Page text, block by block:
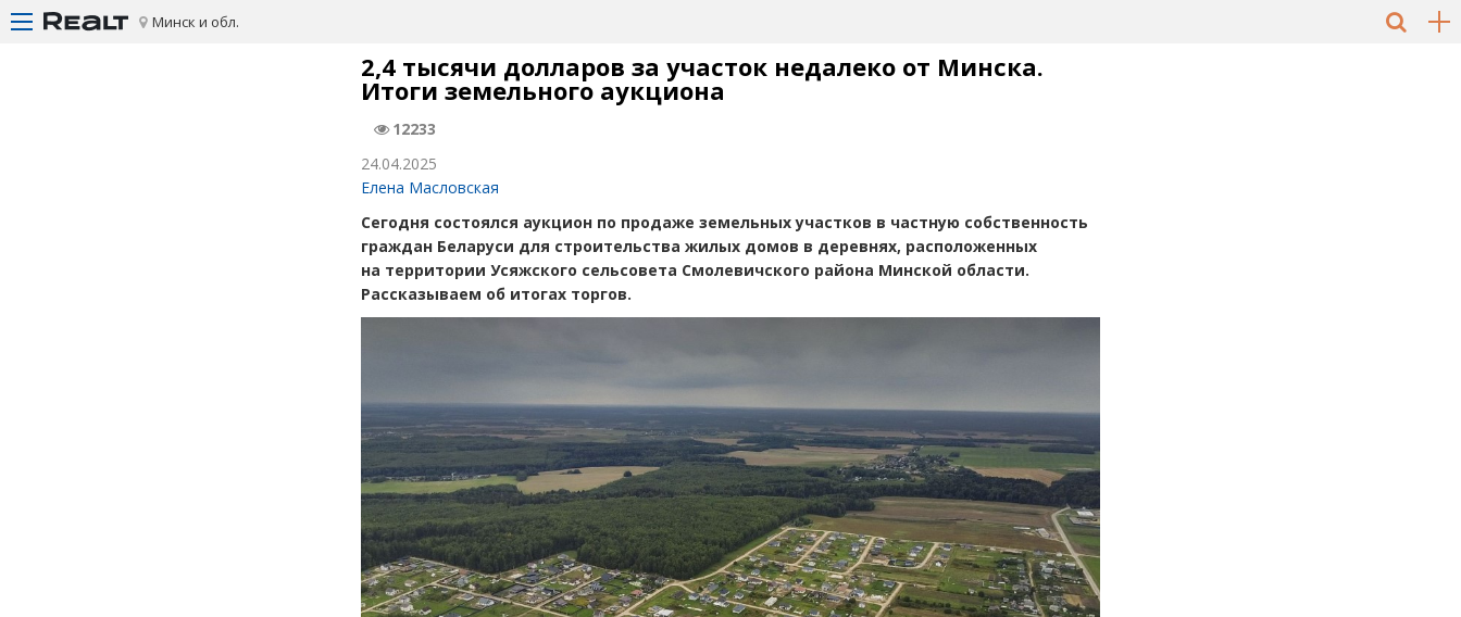
Минск и обл.
2,4 тысячи долларов за участок недалеко от Минска.
Итоги земельного аукциона
12233
24.04.2025
Елена Масловская
Сегодня состоялся аукцион по продаже земельных участков в частную собственность
граждан Беларуси для строительства жилых домов в деревнях, расположенных
на территории Усяжского сельсовета Смолевичского района Минской области.
Рассказываем об итогах торгов.